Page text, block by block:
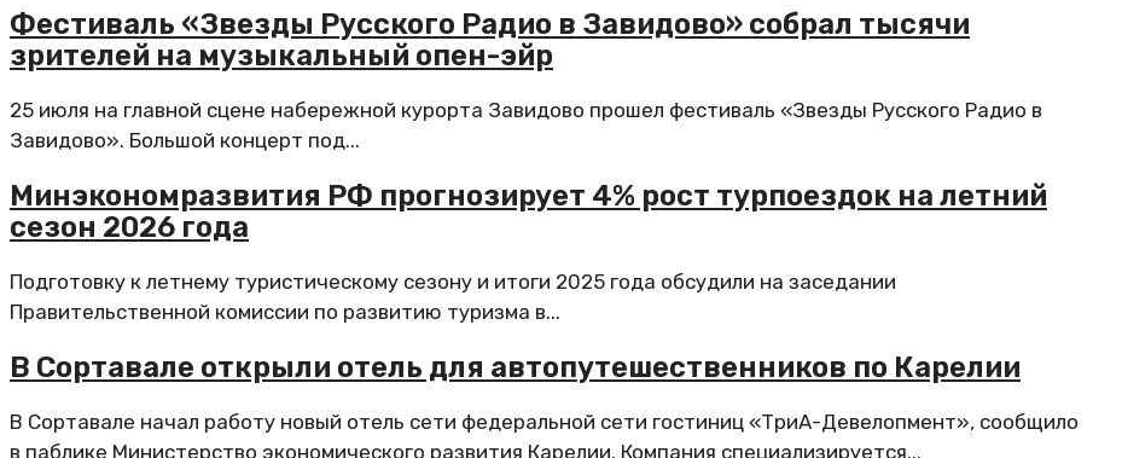
Фестиваль «Звезды Русского Радио в Завидово» собрал тысячи
зрителей на музыкальный опен-эйр
25 июля на главной сцене набережной курорта Завидово прошел фестиваль «Звезды Русского Радио в
Завидово». Большой концерт под...
Минэкономразвития РФ прогнозирует 4% рост турпоездок на летний
сезон 2026 года
Подготовку к летнему туристическому сезону и итоги 2025 года обсудили на заседании
Правительственной комиссии по развитию туризма в...
В Сортавале открыли отель для автопутешественников по Карелии
В Сортавале начал работу новый отель сети федеральной сети гостиниц «ТриА-Девелопмент», сообщило
в паблике Министерство экономического развития Карелии. Компания специализируется...